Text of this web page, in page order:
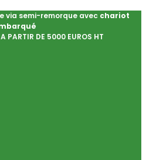
via semi-remorque avec chariot
PARTIR DE 5000 EUROS HT